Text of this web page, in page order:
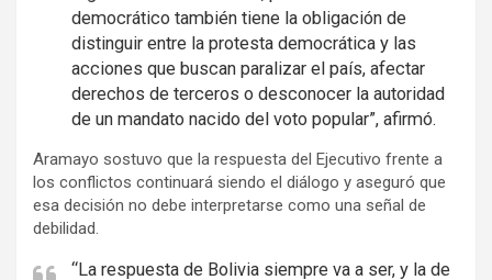
democrático también tiene la obligación de
distinguir entre la protesta democrática y las
acciones que buscan paralizar el país, afectar
derechos de terceros o desconocer la autoridad
de un mandato nacido del voto popular”, afirmó.
Aramayo sostuvo que la respuesta del Ejecutivo frente a
los conflictos continuará siendo el diálogo y aseguró que
esa decisión no debe interpretarse como una señal de
debilidad.
“La respuesta de Bolivia siempre va a ser, y la de